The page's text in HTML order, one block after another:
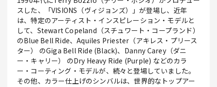
スした、「VISIONS（ヴィジョンズ）」が登場し、近年
は、特定のアーティスト・インスピレーション・モデルと
して、Stewart Copeland（スチュワート・コープランド）
のBlue Bell Ride、Aquiles Priester（アキレス・プリース
ター） のGiga Bell Ride (Black)、Danny Carey（ダニ
ー・キャリー） のDry Heavy Ride (Purple) などのカラ
ー・コーティング・モデルが、続々と登場していました。
その他、カラー仕上げのシンバルは、世界的なトップアー